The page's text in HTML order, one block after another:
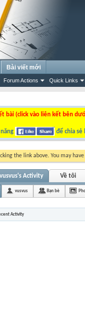
Forum Actions Quick Links
Bài viết mới
bài (click vào liên kết bên
để chia sẻ
the link above. You may
vusvus's Activity Về tôi
vusvus Bạn bè
Activity